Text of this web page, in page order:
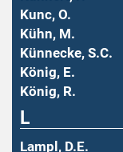
Kunc, O.
Kühn, M.
Künnecke, S.C.
König, E.
König, R.
L
Lampl, D.E.